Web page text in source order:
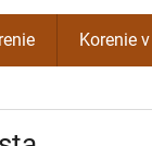
Korenie